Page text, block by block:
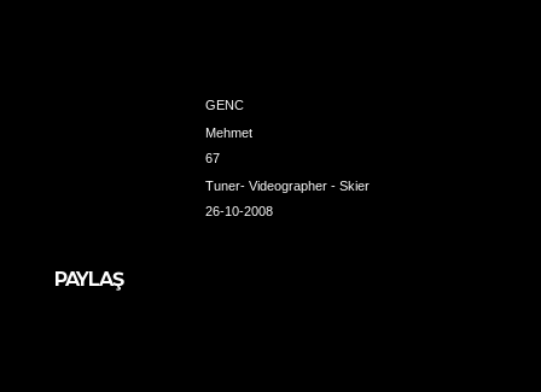
GENC
Mehmet
67
Tuner- Videographer - Skier
26-10-2008
PAYLAŞ